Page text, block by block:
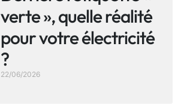
verte », quelle réalité
pour votre électricité
?
22/06/2026